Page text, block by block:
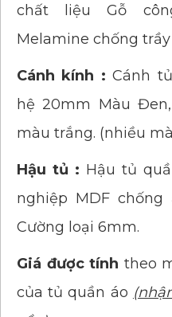
chất liệu Gỗ
Melamine chống
Cánh kính :Cánh
hệ 20mm Màu
màu trắng. (nhiều
Hậu tủ : Hậu tủ
nghiệp MDF
Cường loại 6mm.
Giá được tính theo
của tủ quần áo